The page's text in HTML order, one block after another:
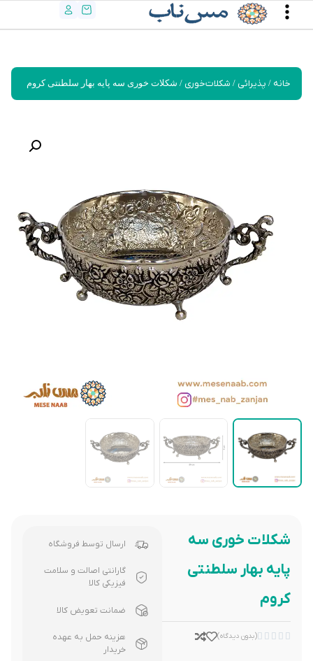
خانه / پذیرائی / شکلات‌خوری / شکلات خوری سه پایه بهار سلطنتی کروم
شکلات خوری سه
پایه بهار سلطنتی
کروم




(بدون دیدگاه)
ارسال توسط فروشگاه
گارانتی اصالت و سلامت
فیزیکی کالا
ضمانت تعویض کالا
هزینه حمل به عهده
خریدار